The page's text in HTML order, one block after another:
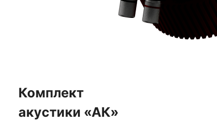
Комплект
акустики «АК»